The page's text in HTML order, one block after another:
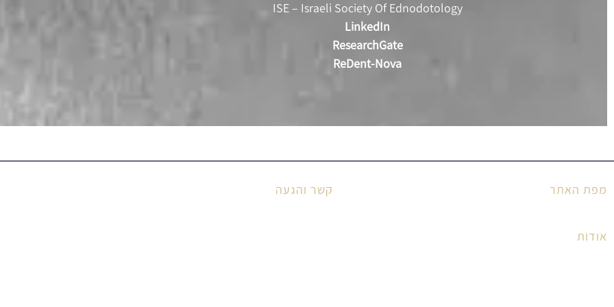
ISE – Israeli Society Of Ednodotology
LinkedIn
ResearchGate
ReDent-Nova
מפת האתר
אודות
קשר והגעה